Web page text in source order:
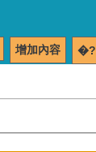
增加內容